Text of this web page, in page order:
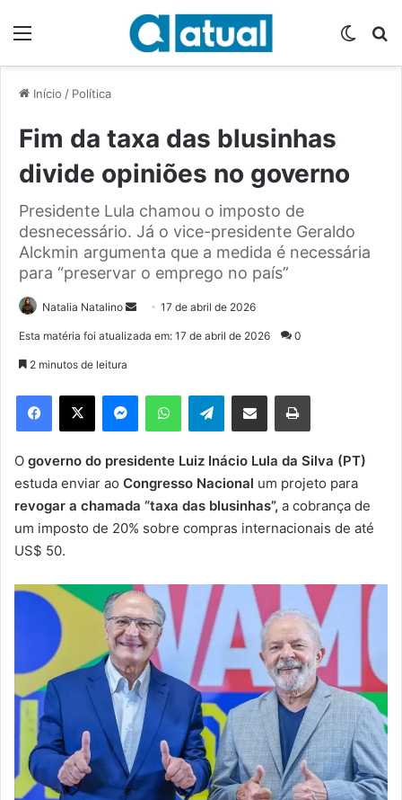
Início / Política
Fim da taxa das blusinhas
divide opiniões no governo
Presidente Lula chamou o imposto de
desnecessário. Já o vice-presidente Geraldo
Alckmin argumenta que a medida é necessária
para “preservar o emprego no país”
Natalia Natalino
e
m
e
-
m
a
17 de abril de 2026
Esta matéria foi atualizada em: 17 de abril de 2026 0
2 minutos de leitura
Telegram
O governo do presidente Luiz Inácio Lula da Silva (PT)
estuda enviar ao Congresso Nacional um projeto para
revogar a chamada “taxa das blusinhas”, a cobrança de
um imposto de 20% sobre compras internacionais de até
US$ 50.